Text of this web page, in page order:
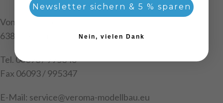
Von Cancrin Str.7
63877 Sailauf
Tel. 06093 / 995346
Fax 06093 / 995347
E-Mail: service@veroma-modellbau.eu
Newsletter sichern & 5 % sparen
Nein, vielen Dank